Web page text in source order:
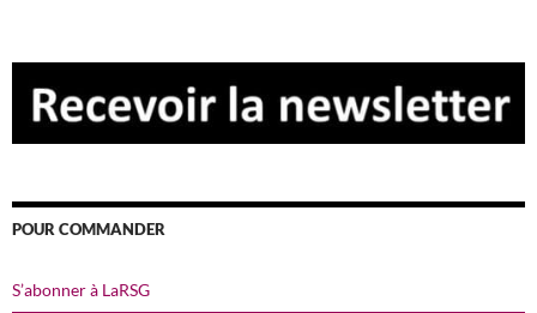
POUR COMMANDER
S’abonner à LaRSG